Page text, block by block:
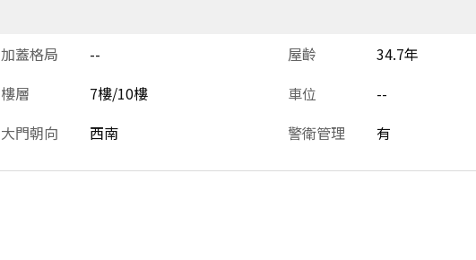
加蓋格局 -- 屋齡
34.7年
樓層 7樓/10樓 車位
--
大門朝向 西南 警衛管理 有